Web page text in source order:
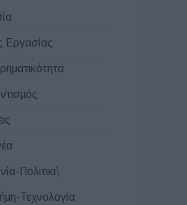
Εργασίας
Πολιτική
Τεχνολογία